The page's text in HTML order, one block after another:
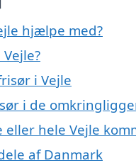
hjælpe med?
i Vejle
i de
hele Vejle
af Danmark